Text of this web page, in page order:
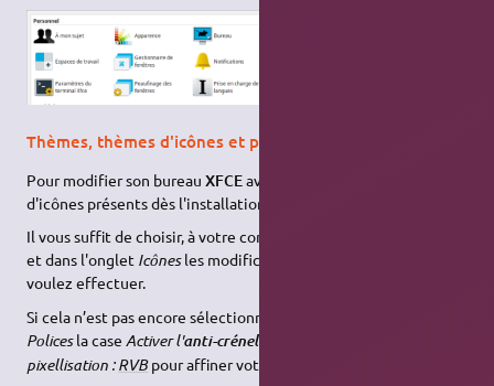
Thèmes, thèmes d'icônes et polices
Pour modifier son bureauXFCEavec les thèmes et thèmes
d'icônes présents dès l'installation, cliquez sur
Il vous suffit de choisir, à votre convenance, dans l'onglet
et dans l'onglet Icônesles modifications d'apparence que vous
voulez effectuer.
Si cela n’est pas encore sélectionné, cochez dans l'onglet
Policesla case Activer l'anti-crénelage
pixellisation :RVBpour affiner votre affichage.